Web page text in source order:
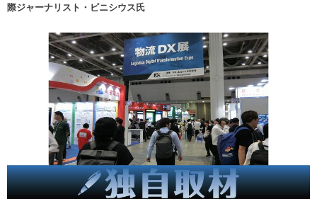
際ジャーナリスト・ビニシウス氏